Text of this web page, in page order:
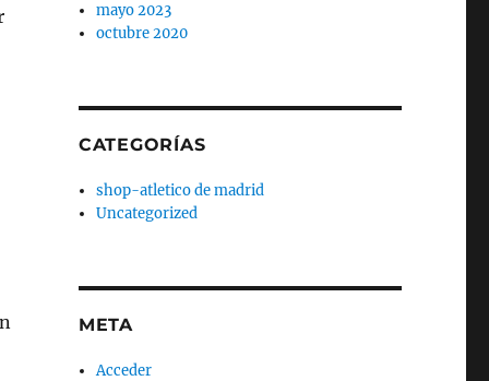
mayo 2023
octubre 2020
CATEGORÍAS
shop-atletico de madrid
Uncategorized
META
Acceder